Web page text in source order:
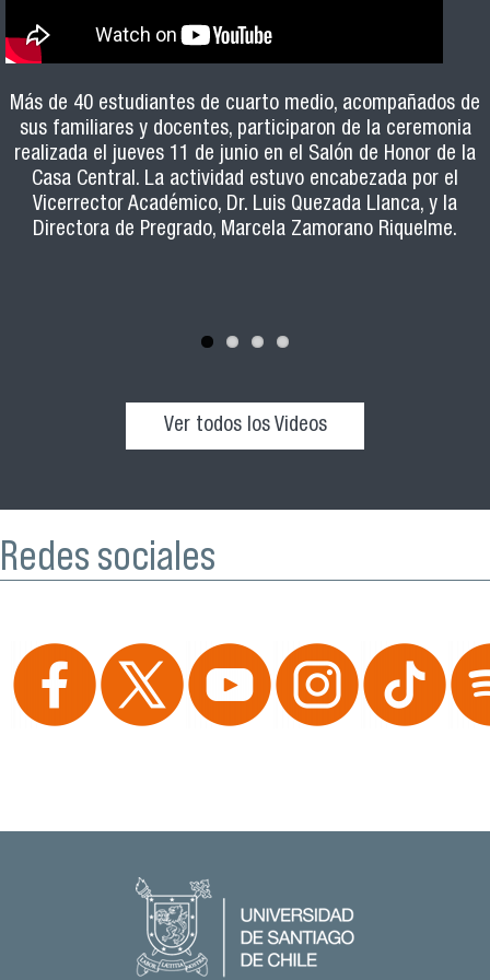
Más de 40 estudiantes de cuarto medio, acompañados de
sus familiares y docentes, participaron de la ceremonia
realizada el jueves 11 de junio en el Salón de Honor de la
Casa Central. La actividad estuvo encabezada por el
Vicerrector Académico, Dr. Luis Quezada Llanca, y la
Directora de Pregrado, Marcela Zamorano Riquelme.
Usach para participar en el ensayo PAES. Durante la
jornada, las y los jóvenes, y sus familiares que los
acompañaron, pudieron recorrer los diversos stands de la
Feria Expo-Usach y conocer la oferta académica,
beneficios y todo lo que ofrece nuestra casa de estudios.
El programa, impartido por el Departamento de Innovación
Educativa, se dicta desde hace 19 años y ha formado a
más de 1000 docentes Usach en el desarrollo de
habilidades pedagógicas.
Formación pedagógica, estrategias de retroalimentación y
herramientas prácticas para el aula son algunos de los
ejes de la Escuela de Ayudantes 2026, programa formativo
orientado a potenciar el rol de los y las estudiantes de la
Usach que ejercen ayudantías en distintas carreras.
Ver todos los Videos
Redes sociales